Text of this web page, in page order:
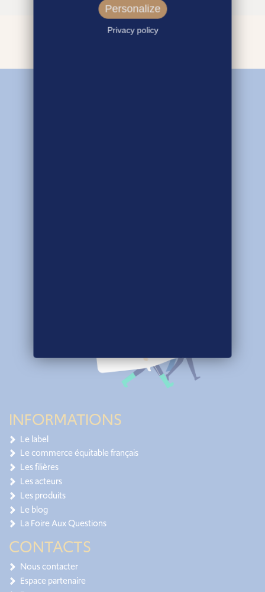
INFORMATIONS
Le label
Le commerce équitable français
Les filières
Les acteurs
Les produits
Le blog
La Foire Aux Questions
CONTACTS
Nous contacter
Espace partenaire
Personalize
Privacy policy